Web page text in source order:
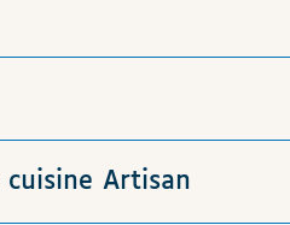
cuisine Artisan